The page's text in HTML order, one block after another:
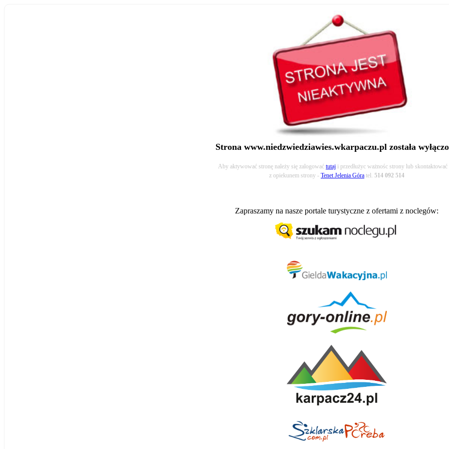
Strona www.niedzwiedziawies.wkarpaczu.pl została
Aby aktywować stronę należy się zalogować tutaj i przedłużyc ważnośc strony lub skontaktować
z opiekunem strony - Tenet Jelenia Góra tel. 514 092 514
Zapraszamy na nasze portale turystyczne z ofertami z noclegów: